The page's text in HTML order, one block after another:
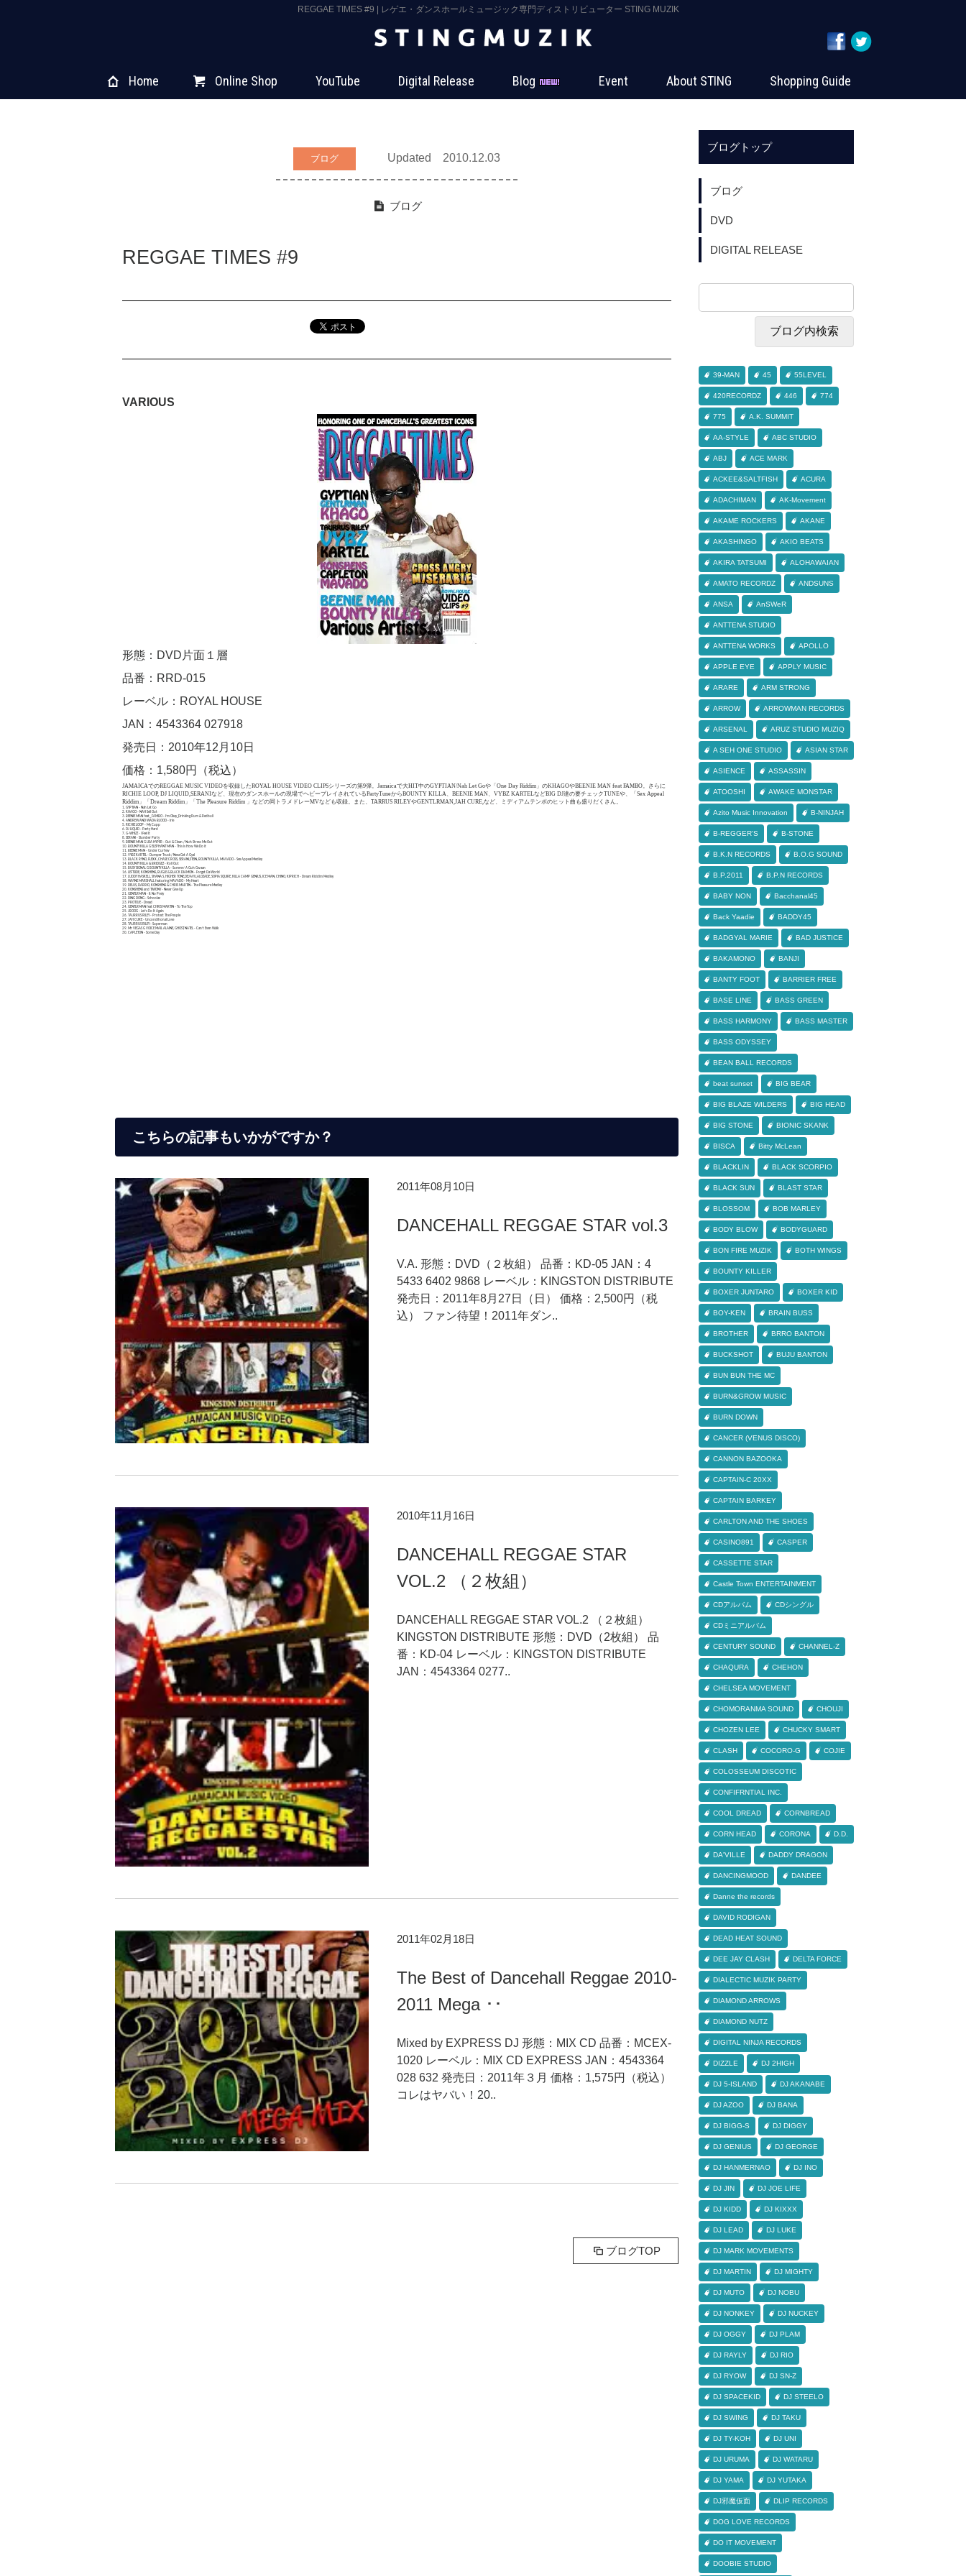
REGGAE TIMES #9 | レゲエ・ダンスホールミュージック専門ディストリビューター STING MUZIK
Home Online Shop YouTube Digital Release Blog Event About STING Shopping Guide
ブログ Updated 2010.12.03
ブログ
REGGAE TIMES #9
VARIOUS
形態：DVD片面１層
品番：RRD-015
レーベル：ROYAL HOUSE
JAN：4543364 027918
発売日：2010年12月10日
価格：1,580円（税込）
JAMAICAでのREGGAE MUSIC VIDEOを収録したROYAL HOUSE VIDEO CLIPSシリーズの第9弾。Jamaicaで大HIT中のGYPTIAN/Nah Let Goや「One Day Riddim」のKHAGOやBEENIE MAN feat FAMBO。さらに
RICHIE LOOP, DJ LIQUID,SERANIなど、現在のダンスホールの現場でヘビープレイされているPartyTuneからBOUNTY KILLA、BEENIE MAN、VYBZ KARTELなどBIG DJ達の要チェックTUNEや、「Sex Appeal
Riddim」「Dream Riddim」「The Pleasure Riddim 」などの同トラメドレーMVなども収録。また、TARRUS RILEYやGENTLRMAN,JAH CURE,など、ミディアムテンポのヒット曲も盛りだくさん。
1. GYPTIAN ‐ Nah Let Go
2. KHAGO ‐ NAH Sell Out
3. BEENIE MAN feat_ FAMBO ‐ I’m Okay_Drinking Rum & Redbull
4. ANDREW AND WADA BLOOD ‐ Irie
5. RICHIE LOOP ‐ My Cupp
6. DJ LIQUID ‐ Party Hard
7. G‐WHIZZ ‐ I Feel It
8. SERANI ‐ Slumber Party
9. BEENIE MAN G LISA HYPER ‐ Out & Clean / Nuh Stress Me Out
10. BOUNTY KILLA G ELEPHANT MAN ‐ This is How We Do it
11. BEENIE MAN ‐ Under Curfew
12. VYBZ KARTEL ‐ Dumper Truck / Neva Get A Gyal
13. BLACK RYNO, FLEXX ,CHASE CROSS, SERANI,STEIN, BOUNTY KILLA, MAVADO ‐ Sex Appeal Medley
14. BOUNTY KILLA & BRIDGEZ ‐ Roll Out
15. BUSY SIGNAL G BOUNTY KILLA ‐ Summn’ A Guh Gwaan
16. LEFTSIDE, KONSHENS, BUGLE & BLACK DIAMON ‐ Forget Da World
17. LUDDY HASKELL, SHANA S, HIGHER TONE,DEJAVU,ALOZADE, SOPIA SQUIRE, KILLA CAMP GENIUS, ICE MAN, CHINO, KIPRICH ‐ Dream Riddim Medley
18. WAYNE MARSHALL featuring MAVADO ‐ My Heart
19. DELUS, DARRIO, KONSHENS & CHRIS MARTIN ‐ The Pleasure Medley
20. KONSHENS and TIWONY ‐ Never Give Up
21. GENTLRMAN ‐ It No Preiy
22. DING DONG ‐ Schoolaz
23. PROTOJE ‐ Dread
24. GENTLRMAN feat CHRIS MARTIN ‐ To The Top
25. JBOOG ‐ Let’s Do It Again
26. TAURRUS RILEY ‐ Protect The People
27. JAH CURE ‐ Uncondihonal Love
28. TAURRUS RILEY ‐ Superman
29. Mr VEGAS G VOICE MAIL ALAINE, GHOST, NATEL ‐ Can’t Even Walk
30. CAPLETON ‐ Some Day
こちらの記事もいかがですか？
2011年08月10日
DANCEHALL REGGAE STAR vol.3
V.A. 形態：DVD（２枚組） 品番：KD-05 JAN：4
5433 6402 9868 レーベル：KINGSTON DISTRIBUTE
発売日：2011年8月27日（日） 価格：2,500円（税
込） ファン待望！2011年ダン..
2010年11月16日
DANCEHALL REGGAE STAR
VOL.2 （２枚組）
DANCEHALL REGGAE STAR VOL.2 （２枚組）
KINGSTON DISTRIBUTE 形態：DVD（2枚組） 品
番：KD-04 レーベル：KINGSTON DISTRIBUTE
JAN：4543364 0277..
2011年02月18日
The Best of Dancehall Reggae 2010-
2011 Mega ･･
Mixed by EXPRESS DJ 形態：MIX CD 品番：MCEX-
1020 レーベル：MIX CD EXPRESS JAN：4543364
028 632 発売日：2011年３月 価格：1,575円（税込）
コレはヤバい！20..
ブログTOP
ブログトップ
ブログ
DVD
DIGITAL RELEASE
39-MAN 45 55LEVEL
420RECORDZ 446 774
775 A.K. SUMMIT
AA-STYLE ABC STUDIO
ABJ ACE MARK
ACKEE&SALTFISH ACURA
ADACHIMAN AK-Movement
AKAME ROCKERS AKANE
AKASHINGO AKIO BEATS
AKIRA TATSUMI ALOHAWAIAN
AMATO RECORDZ ANDSUNS
ANSA AnSWeR
ANTTENA STUDIO
ANTTENA WORKS APOLLO
APPLE EYE APPLY MUSIC
ARARE ARM STRONG
ARROW ARROWMAN RECORDS
ARSENAL ARUZ STUDIO MUZIQ
A SEH ONE STUDIO ASIAN STAR
ASIENCE ASSASSIN
ATOOSHI AWAKE MONSTAR
Azito Music Innovation B-NINJAH
B-REGGER'S B-STONE
B.K.N RECORDS B.O.G SOUND
B.P.2011 B.P.N RECORDS
BABY NON Bacchanal45
Back Yaadie BADDY45
BADGYAL MARIE BAD JUSTICE
BAKAMONO BANJI
BANTY FOOT BARRIER FREE
BASE LINE BASS GREEN
BASS HARMONY BASS MASTER
BASS ODYSSEY
BEAN BALL RECORDS
beat sunset BIG BEAR
BIG BLAZE WILDERS BIG HEAD
BIG STONE BIONIC SKANK
BISCA Bitty McLean
BLACKLIN BLACK SCORPIO
BLACK SUN BLAST STAR
BLOSSOM BOB MARLEY
BODY BLOW BODYGUARD
BON FIRE MUZIK BOTH WINGS
BOUNTY KILLER
BOXER JUNTARO BOXER KID
BOY-KEN BRAIN BUSS
BROTHER BRRO BANTON
BUCKSHOT BUJU BANTON
BUN BUN THE MC
BURN&GROW MUSIC
BURN DOWN
CANCER (VENUS DISCO)
CANNON BAZOOKA
CAPTAIN-C 20XX
CAPTAIN BARKEY
CARLTON AND THE SHOES
CASINO891 CASPER
CASSETTE STAR
Castle Town ENTERTAINMENT
CDアルバム CDシングル
CDミニアルバム
CENTURY SOUND CHANNEL-Z
CHAQURA CHEHON
CHELSEA MOVEMENT
CHOMORANMA SOUND CHOUJI
CHOZEN LEE CHUCKY SMART
CLASH COCORO-G COJIE
COLOSSEUM DISCOTIC
CONFIFRNTIAL INC.
COOL DREAD CORNBREAD
CORN HEAD CORONA D.D.
DA'VILLE DADDY DRAGON
DANCINGMOOD DANDEE
Danne the records
DAVID RODIGAN
DEAD HEAT SOUND
DEE JAY CLASH DELTA FORCE
DIALECTIC MUZIK PARTY
DIAMOND ARROWS
DIAMOND NUTZ
DIGITAL NINJA RECORDS
DIZZLE DJ 2HIGH
DJ 5-ISLAND DJ AKANABE
DJ AZOO DJ BANA
DJ BIGG-S DJ DIGGY
DJ GENIUS DJ GEORGE
DJ HANMERNAO DJ INO
DJ JIN DJ JOE LIFE
DJ KIDD DJ KIXXX
DJ LEAD DJ LUKE
DJ MARK MOVEMENTS
DJ MARTIN DJ MIGHTY
DJ MUTO DJ NOBU
DJ NONKEY DJ NUCKEY
DJ OGGY DJ PLAM
DJ RAYLY DJ RIO
DJ RYOW DJ SN-Z
DJ SPACEKID DJ STEELO
DJ SWING DJ TAKU
DJ TY-KOH DJ UNI
DJ URUMA DJ WATARU
DJ YAMA DJ YUTAKA
DJ邪魔仮面 DLIP RECORDS
DOG LOVE RECORDS
DO IT MOVEMENT
DOOBIE STUDIO